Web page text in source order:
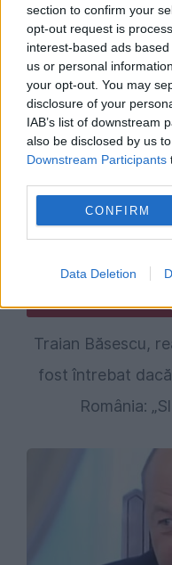
section to confirm your
opt-out request is
interest-based ads
us or personal
your opt-out. You may
disclosure of your
IAB’s list of downstream
also be disclosed by us
Downstream Participants
CONFIRM
Data Deletion
Traian Băsescu,
fost întrebat
România: